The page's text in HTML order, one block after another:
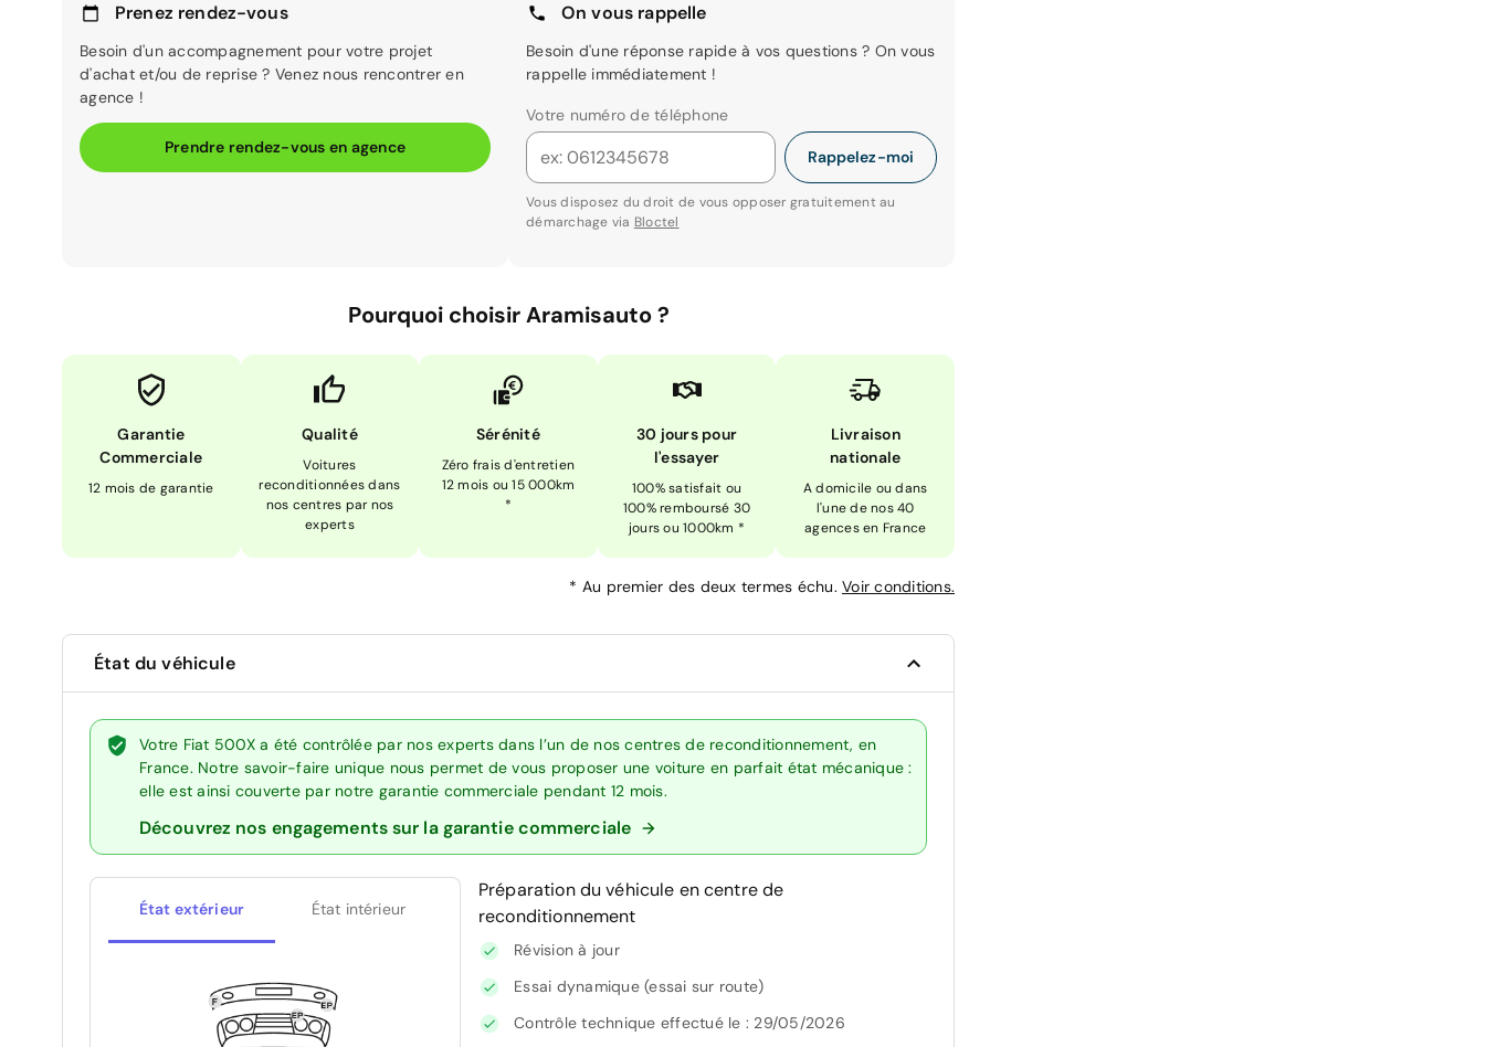
Prenez rendez-vous
Besoin d'un accompagnement pour votre projet
d'achat et/ou de reprise ? Venez nous rencontrer en
agence !
Prendre rendez-vous en agence
On vous rappelle
Besoin d'une réponse rapide à vos questions ? On vous
rappelle immédiatement !
Votre numéro de téléphone
Rappelez-moi
Vous disposez du droit de vous opposer gratuitement au
démarchage via Bloctel
Pourquoi choisir Aramisauto ?
Garantie
Commerciale
12 mois de garantie
Qualité
Voitures
reconditionnées dans
nos centres par nos
experts
Sérénité
Zéro frais d'entretien
12 mois ou 15 000km
*
30 jours pour
l'essayer
100% satisfait ou
100% remboursé 30
jours ou 1000km *
Livraison
nationale
A domicile ou dans
l'une de nos 40
agences en France
* Au premier des deux termes échu. Voir conditions.
État du véhicule
Votre Fiat 500X a été contrôlée par nos experts dans l’un de nos centres de reconditionnement, en
France. Notre savoir-faire unique nous permet de vous proposer une voiture en parfait état mécanique :
elle est ainsi couverte par notre garantie commerciale pendant 12 mois.
Découvrez nos engagements sur la garantie commerciale
État extérieur État intérieur
Préparation du véhicule en centre de
reconditionnement
Révision à jour
Essai dynamique (essai sur route)
Contrôle technique effectué le : 29/05/2026